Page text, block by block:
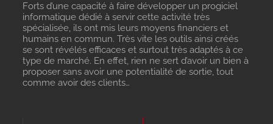
Forts d’une capacité à faire développer un progiciel
informatique dédié à servir cette activité très
spécialisée, ils ont mis leurs moyens financiers et
humains en commun. Très vite les outils ainsi créés
se sont révélés efficaces et surtout très adaptés à ce
type de marché. En effet, rien ne sert d’avoir un bien à
proposer sans avoir une potentialité de sortie, tout
comme avoir des clients…